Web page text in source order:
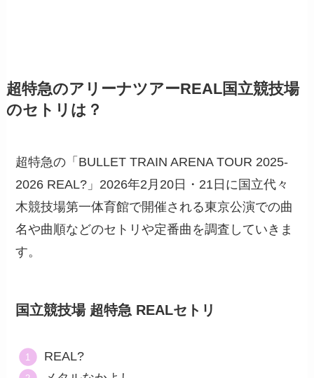
超特急のアリーナツアーREAL国立競技場
のセトリは？
超特急の「BULLET TRAIN ARENA TOUR 2025-
2026 REAL?」2026年2月20日・21日に国立代々
木競技場第一体育館で開催される東京公演での曲
名や曲順などのセトリや定番曲を調査していきま
す。
国立競技場 超特急 REALセトリ
REAL?